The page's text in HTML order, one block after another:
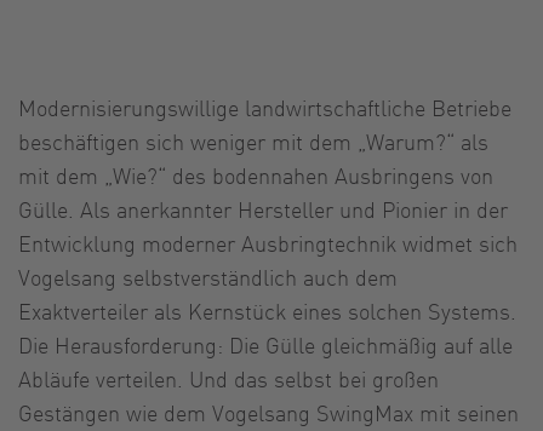
Modernisierungswillige landwirtschaftliche Betriebe
beschäftigen sich weniger mit dem „Warum?“ als
mit dem „Wie?“ des bodennahen Ausbringens von
Gülle. Als anerkannter Hersteller und Pionier in der
Entwicklung moderner Ausbringtechnik widmet sich
Vogelsang selbstverständlich auch dem
Exaktverteiler als Kernstück eines solchen Systems.
Die Herausforderung: Die Gülle gleichmäßig auf alle
Abläufe verteilen. Und das selbst bei großen
Gestängen wie dem Vogelsang SwingMax mit seinen